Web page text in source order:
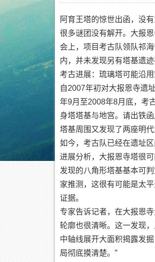
阿育王塔的惊世出函，没
很多谜团没有解开。大报
会上，项目考古队领队祁
内，并未发现另有塔基遗迹
考古进展：琉璃塔可能沿
自2007年初对大报恩寺遗
年9月至2008年8月底，考
身塔塔基与地宫。请出铁
塔基周围又发现了两座明
如今，考古队已经在遗址
进展分析，大报恩寺塔很
发现的八角形塔基基本可
家推测，这很有可能是太
证据。
专家告诉记者，在大报恩
轮廓也很清晰。这一发现
中轴线展开大面积揭露发
局彻底摸清楚。”